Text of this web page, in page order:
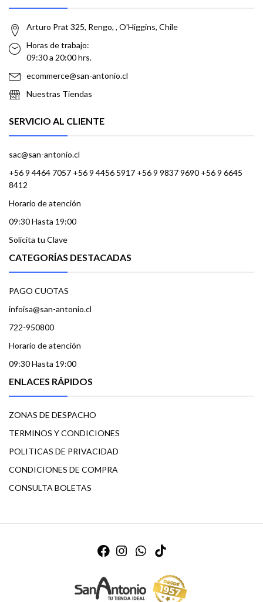
Arturo Prat 325, Rengo, , O'Higgins, Chile
Horas de trabajo:
09:30 a 20:00 hrs.
ecommerce@san-antonio.cl
Nuestras Tiendas
SERVICIO AL CLIENTE
sac@san-antonio.cl
+56 9 4464 7057 +56 9 4456 5917 +56 9 9837 9690 +56 9 6645
8412
Horario de atención
09:30 Hasta 19:00
Solicita tu Clave
CATEGORÍAS DESTACADAS
PAGO CUOTAS
infoisa@san-antonio.cl
722-950800
Horario de atención
09:30 Hasta 19:00
ENLACES RÁPIDOS
ZONAS DE DESPACHO
TERMINOS Y CONDICIONES
POLITICAS DE PRIVACIDAD
CONDICIONES DE COMPRA
CONSULTA BOLETAS